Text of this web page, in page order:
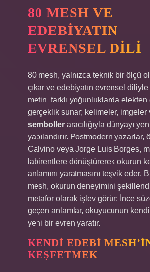
80 MESH VE
EDEBIYATIN
EVRENSEL DILI
80 mesh, yalnızca teknik bir ölçü
çıkar ve edebiyatın evrensel
metin, farklı yoğunluklarda
gerçeklik sunar; kelimeler, imgeler
semboller aracılığıyla dünyayı
yapılandırır. Postmodern yazarlar,
Calvino veya Jorge Luis Borges,
labirentlere dönüştürerek okurun
anlamını yaratmasını teşvik eder.
mesh, okurun deneyimini
metafor olarak işlev görür: İnce
geçen anlamlar, okuyucunun
yeni bir evren yaratır.
KENDI EDEBI
KEŞFETMEK